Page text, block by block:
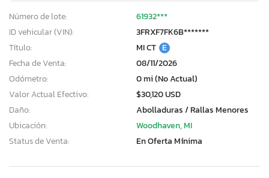
Número de lote:
61932***
ID vehicular (VIN):
3FRXF7FK6B*******
Título:
MI CT E
Fecha de Venta:
08/11/2026
Odómetro:
0 mi (No Actual)
Valor Actual Efectivo:
$30,120 USD
Daño:
Abolladuras / Rallas Menores
Ubicación:
Woodhaven, MI
Status de Venta:
En Oferta Mínima